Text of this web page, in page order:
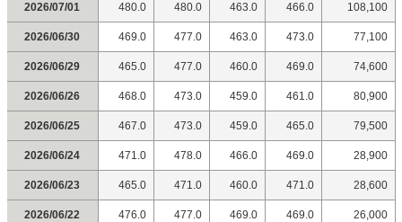
2026/07/01 480.0 480.0 463.0 466.0 108,100
2026/06/30 469.0 477.0 463.0 473.0 77,100
2026/06/29 465.0 477.0 460.0 469.0 74,600
2026/06/26 468.0 473.0 459.0 461.0 80,900
2026/06/25 467.0 473.0 459.0 465.0 79,500
2026/06/24 471.0 478.0 466.0 469.0 28,900
2026/06/23 465.0 471.0 460.0 471.0 28,600
2026/06/22 476.0 477.0 469.0 469.0 26,000